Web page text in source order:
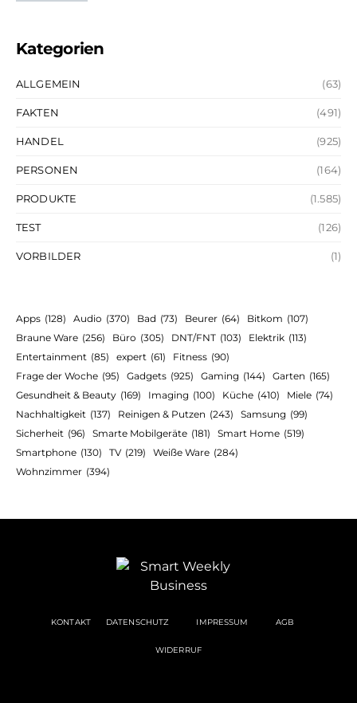
Kategorien
ALLGEMEIN (63)
FAKTEN (491)
HANDEL (925)
PERSONEN (164)
PRODUKTE (1.585)
TEST (126)
VORBILDER (1)
Apps (128) Audio (370) Bad (73) Beurer (64) Bitkom (107)
Braune Ware (256) Büro (305) DNT/FNT (103) Elektrik (113)
Entertainment (85) expert (61) Fitness (90)
Frage der Woche (95) Gadgets (925) Gaming (144) Garten (165)
Gesundheit & Beauty (169) Imaging (100) Küche (410) Miele (74)
Nachhaltigkeit (137) Reinigen & Putzen (243) Samsung (99)
Sicherheit (96) Smarte Mobilgeräte (181) Smart Home (519)
Smartphone (130) TV (219) Weiße Ware (284)
Wohnzimmer (394)
KONTAKT DATENSCHUTZ IMPRESSUM AGB
WIDERRUF